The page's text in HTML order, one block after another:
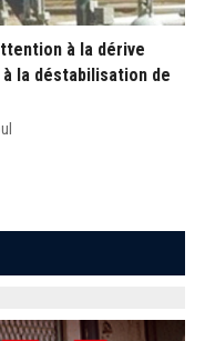
à la dérive
la déstabilisation de